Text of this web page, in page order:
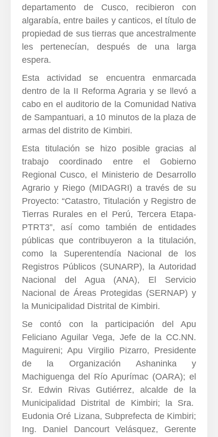
departamento de Cusco, recibieron con
algarabía, entre bailes y canticos, el título de
propiedad de sus tierras que ancestralmente
les pertenecían, después de una larga
espera.
Esta actividad se encuentra enmarcada
dentro de la II Reforma Agraria y se llevó a
cabo en el auditorio de la Comunidad Nativa
de Sampantuari, a 10 minutos de la plaza de
armas del distrito de Kimbiri.
Esta titulación se hizo posible gracias al
trabajo coordinado entre el Gobierno
Regional Cusco, el Ministerio de Desarrollo
Agrario y Riego (MIDAGRI) a través de su
Proyecto: “Catastro, Titulación y Registro de
Tierras Rurales en el Perú, Tercera Etapa-
PTRT3”, así como también de entidades
públicas que contribuyeron a la titulación,
como la Superentendía Nacional de los
Registros Públicos (SUNARP), la Autoridad
Nacional del Agua (ANA), El Servicio
Nacional de Áreas Protegidas (SERNAP) y
la Municipalidad Distrital de Kimbiri.
Se contó con la participación del Apu
Feliciano Aguilar Vega, Jefe de la CC.NN.
Maguireni; Apu Virgilio Pizarro, Presidente
de la Organización Ashaninka y
Machiguenga del Río Apurímac (OARA); el
Sr. Edwin Rivas Gutiérrez, alcalde de la
Municipalidad Distrital de Kimbiri; la Sra.
Eudonia Oré Lizana, Subprefecta de Kimbiri;
Ing. Daniel Dancourt Velásquez, Gerente